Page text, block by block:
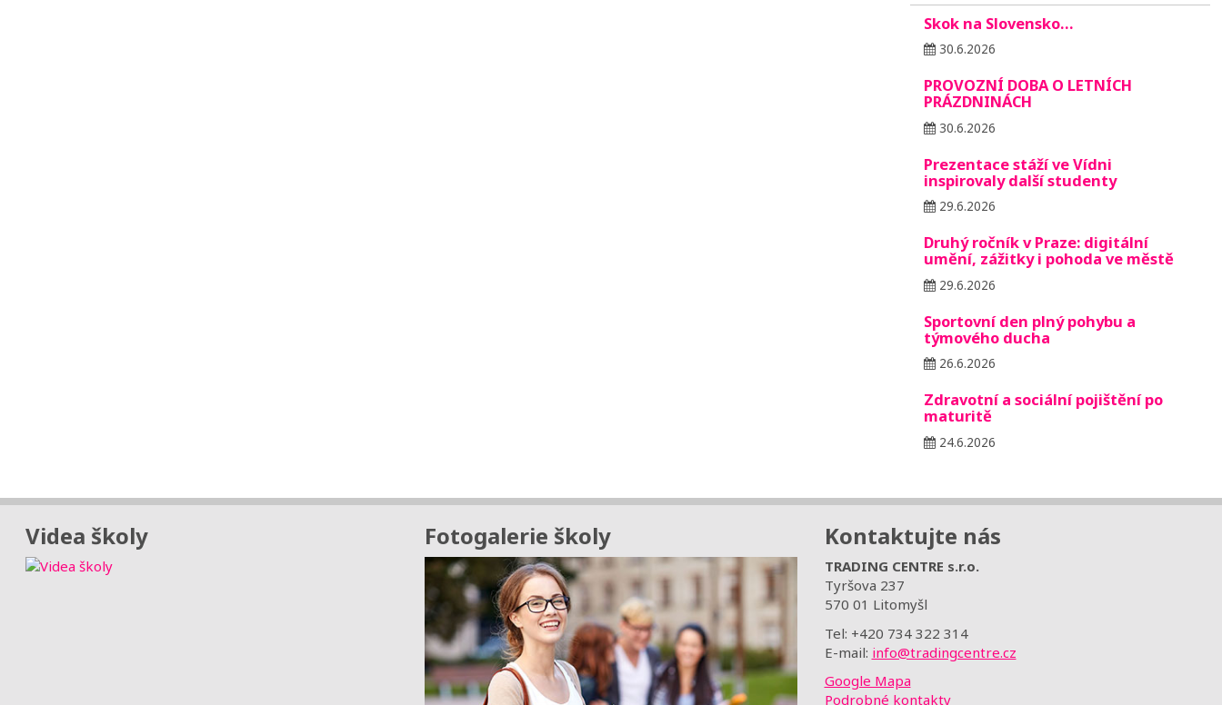
Skok na Slovensko…
30.6.2026
PROVOZNÍ DOBA O LETNÍCH
PRÁZDNINÁCH
30.6.2026
Prezentace stáží ve Vídni
inspirovaly další studenty
29.6.2026
Druhý ročník v Praze: digitální
umění, zážitky i pohoda ve městě
29.6.2026
Sportovní den plný pohybu a
týmového ducha
26.6.2026
Zdravotní a sociální pojištění po
maturitě
24.6.2026
Videa školy Fotogalerie školy Kontaktujte nás
TRADING CENTRE s.r.o.
Tyršova 237
570 01 Litomyšl
Tel: +420 734 322 314
E-mail: info@tradingcentre.cz
Google Mapa
Podrobné kontakty